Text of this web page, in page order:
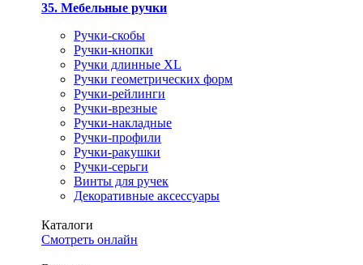
35. Мебельные ручки
Ручки-скобы
Ручки-кнопки
Ручки длинные XL
Ручки геометрических форм
Ручки-рейлинги
Ручки-врезные
Ручки-накладные
Ручки-профили
Ручки-ракушки
Ручки-серьги
Винты для ручек
Декоративные аксессуары
Каталоги
Смотреть онлайн